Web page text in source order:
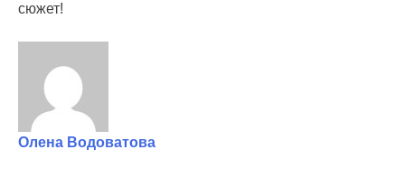
сюжет!
Олена Водоватова